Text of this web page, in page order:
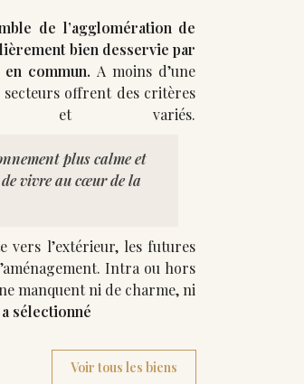
de l’agglomération de
bien desservie par
commun. A moins d’une
offrent des critères
plus calme et
vivre au cœur de la
vers l’extérieur, les futures
Intra ou hors
manquent ni de charme, ni
sélectionné
Voir tous les biens